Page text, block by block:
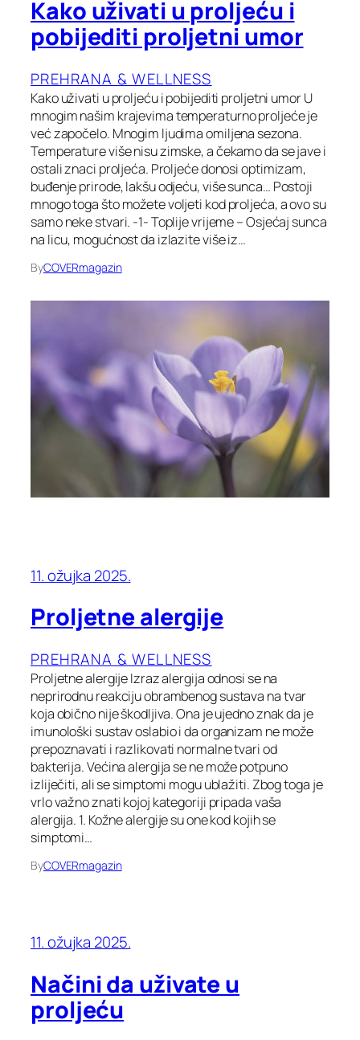
Kako uživati u proljeću i
pobijediti proljetni umor
PREHRANA & WELLNESS
Kako uživati u proljeću i pobijediti proljetni umor U
mnogim našim krajevima temperaturno proljeće je
već započelo. Mnogim ljudima omiljena sezona.
Temperature više nisu zimske, a čekamo da se jave i
ostali znaci proljeća. Proljeće donosi optimizam,
buđenje prirode, lakšu odjeću, više sunca… Postoji
mnogo toga što možete voljeti kod proljeća, a ovo su
samo neke stvari. -1- Toplije vrijeme – Osjećaj sunca
na licu, mogućnost da izlazite više iz…
ByCOVERmagazin
11. ožujka 2025.
Proljetne alergije
PREHRANA & WELLNESS
Proljetne alergije Izraz alergija odnosi se na
neprirodnu reakciju obrambenog sustava na tvar
koja obično nije škodljiva. Ona je ujedno znak da je
imunološki sustav oslabio i da organizam ne može
prepoznavati i razlikovati normalne tvari od
bakterija. Većina alergija se ne može potpuno
izliječiti, ali se simptomi mogu ublažiti. Zbog toga je
vrlo važno znati kojoj kategoriji pripada vaša
alergija. 1. Kožne alergije su one kod kojih se
simptomi…
ByCOVERmagazin
11. ožujka 2025.
Načini da uživate u
proljeću